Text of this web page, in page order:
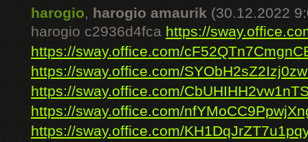
harogio, harogio amaurik (30.12.2022
harogio c2936d4fca https://
https://sway.office.com/
https://sway.office.com/
https://sway.office.com/
https://sway.office.com/
https://sway.office.com/